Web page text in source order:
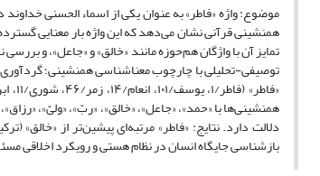
موضوع: واژه «فاطر» به عنوان یکی از اسماء الحسنی
همنشینی قرآنی نشان می‌دهد که این واژه بار معنایی
تمایز آن با واژگان هم‌حوزه مانند «خالق» و «جاعل»، و
توصیفی-تحلیلی با چارچوب معناشناسی همنشینی؛ گردآوری
همنشینی‌ها با «حمد»، «جاعل»، «خالق»، «ربّ»، «ولیّ»،
دلالت دارد. نتایج: «فاطر» مرتبه‌ای پیشین‌تر از «خالق»
بازشناسی جایگاه انسان در نظام هستی و رویکرد اخلاقی